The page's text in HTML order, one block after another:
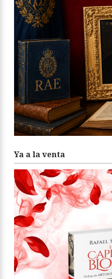
Ya a la venta